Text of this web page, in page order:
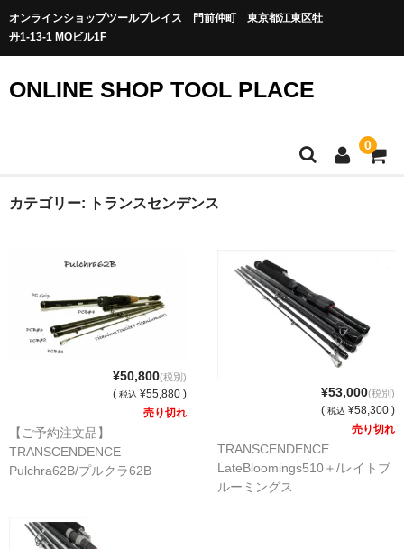
オンラインショップツールプレイス 門前仲町 東京都江東区牡
丹1-13-1 MOビル1F
ONLINE SHOP TOOL PLACE
0
カテゴリー: トランスセンデンス
¥50,800(税別)
( 税込 ¥55,880 )
売り切れ
【ご予約注文品】
TRANSCENDENCE
Pulchra62B/プルクラ62B
¥53,000(税別)
( 税込 ¥58,300 )
売り切れ
TRANSCENDENCE
LateBloomings510＋/レイトブ
ルーミングス